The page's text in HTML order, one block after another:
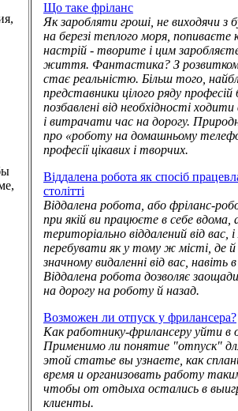
Що таке фріланс
Як заробляти гроші, не виходячи з
на березі теплого моря, попиваєте
настрій - творите і цим заробляєте
життя. Фантастика? З
стає реальністю. Більш того,
представники цілого ряду професій
позбавлені від необхідності
і витрачати час на дорогу.
про «роботу на домашньому
професії цікавих і творчих.
Віддалена робота як спосіб
столітті
Віддалена робота, або фріланс-
при якій ви працюєте в себе вдома,
територіально віддалений від вас,
перебувати як у тому ж місті, де й
значному видаленні від вас, навіть в
Віддалена робота дозволяє
на дорогу на роботу й назад.
Возможен ли отпуск у фрилансера?
Как работнику-фрилансеру уйти в
Применимо ли понятие "отпуск"
этой статье вы узнаете, как
время и организовать работу
чтобы от отдыха остались в
клиенты.